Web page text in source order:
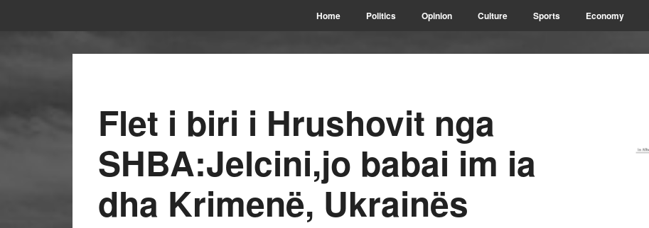
Home Politics Opinion Culture Sports Economy
Flet i biri i Hrushovit nga
SHBA:Jelcini,jo babai im ia
dha Krimenë, Ukrainës